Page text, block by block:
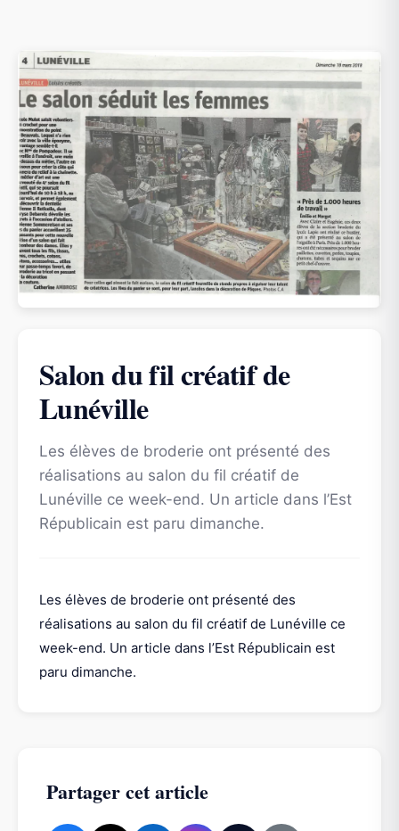
Salon du fil créatif de
Lunéville
Les élèves de broderie ont présenté des
réalisations au salon du fil créatif de
Lunéville ce week-end. Un article dans l’Est
Républicain est paru dimanche.
Les élèves de broderie ont présenté des
réalisations au salon du fil créatif de Lunéville ce
week-end. Un article dans l’Est Républicain est
paru dimanche.
Partager cet article